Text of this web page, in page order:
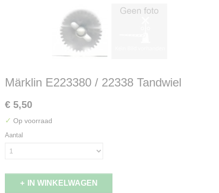
Märklin E223380 / 22338 Tandwiel
€ 5,50
✓ Op voorraad
Aantal
IN WINKELWAGEN